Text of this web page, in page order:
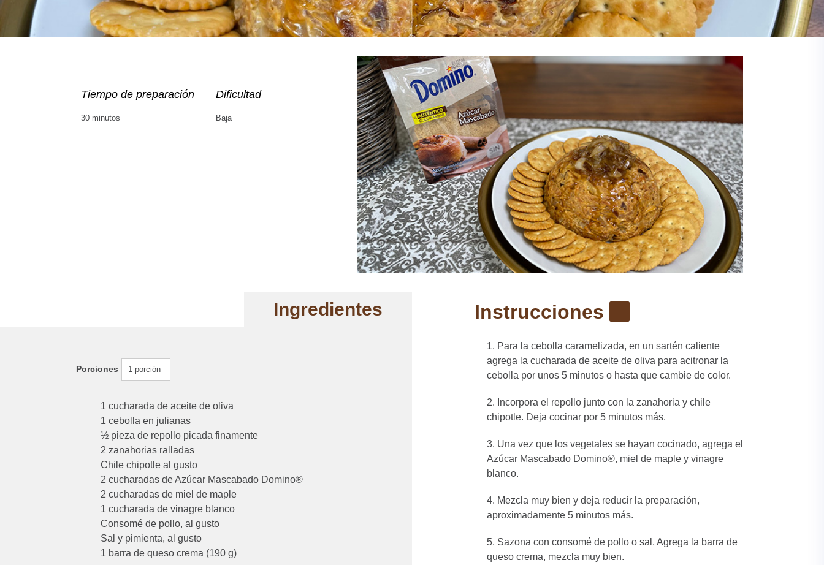
Tiempo de preparación
30 minutos
Dificultad
Baja
Ingredientes
Porciones 1 porción
1 cucharada de aceite de oliva
1 cebolla en julianas
½ pieza de repollo picada finamente
2 zanahorias ralladas
Chile chipotle al gusto
2 cucharadas de Azúcar Mascabado Domino®
2 cucharadas de miel de maple
1 cucharada de vinagre blanco
Consomé de pollo, al gusto
Sal y pimienta, al gusto
1 barra de queso crema (190 g)
Instrucciones
Para la cebolla caramelizada, en un sartén caliente
agrega la cucharada de aceite de oliva para acitronar la
cebolla por unos 5 minutos o hasta que cambie de color.
Incorpora el repollo junto con la zanahoria y chile
chipotle. Deja cocinar por 5 minutos más.
Una vez que los vegetales se hayan cocinado, agrega el
Azúcar Mascabado Domino®, miel de maple y vinagre
blanco.
Mezcla muy bien y deja reducir la preparación,
aproximadamente 5 minutos más.
Sazona con consomé de pollo o sal. Agrega la barra de
queso crema, mezcla muy bien.